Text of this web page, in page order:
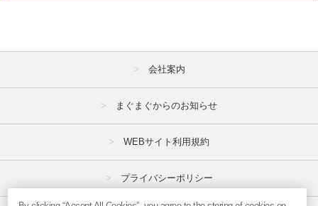
会社案内
まぐまぐからのお知らせ
WEBサイト利用規約
プライバシーポリシー